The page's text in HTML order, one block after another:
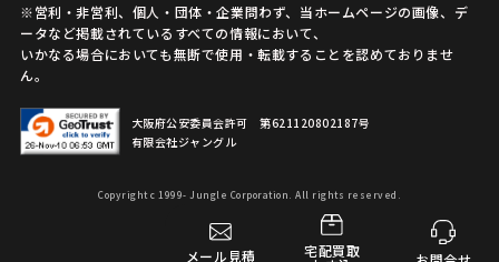
メール見積 宅配買取
※営利・非営利、個人・団体・企業問わず、当ホームページの画像、デ
ータなど掲載されているすべての情報において、
いかなる場合においても無断で使用・転載することを認めておりませ
ん。
大阪府公安委員会許可 第621120802187号
有限会社ジャングル
Copyright c 1999- Jungle Corporation. All rights reserved.